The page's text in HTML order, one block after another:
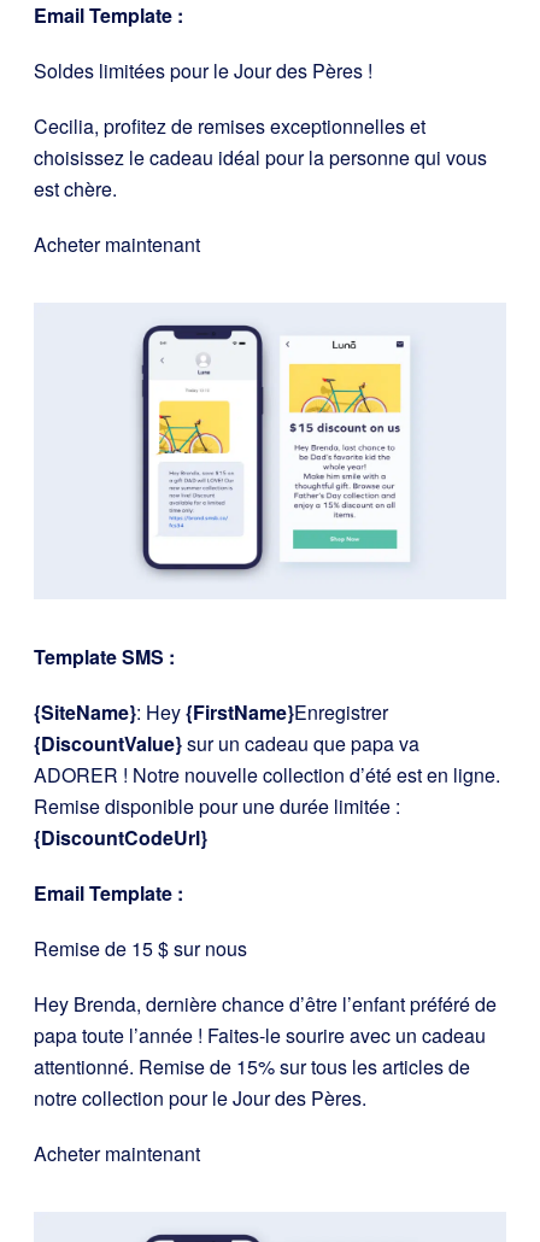
Email Template :
Soldes limitées pour le Jour des Pères !
Cecilia, profitez de remises exceptionnelles et
choisissez le cadeau idéal pour la personne qui vous
est chère.
Acheter maintenant
Template SMS :
{SiteName}: Hey{FirstName}Enregistrer
{DiscountValue}sur un cadeau que papa va
ADORER ! Notre nouvelle collection d’été est en ligne.
Remise disponible pour une durée limitée :
{DiscountCodeUrl}
Email Template :
Remise de 15 $ sur nous
Hey Brenda, dernière chance d’être l’enfant préféré de
papa toute l’année ! Faites-le sourire avec un cadeau
attentionné. Remise de 15% sur tous les articles de
notre collection pour le Jour des Pères.
Acheter maintenant